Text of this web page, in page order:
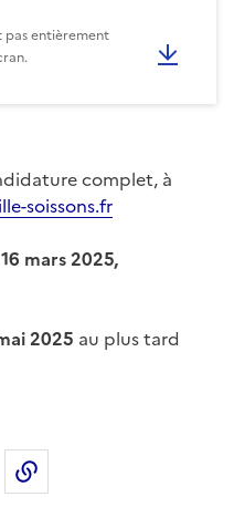
pas entièrement
complet, à
soissons.fr
mars 2025,
2025 au plus tard
sur Linkedin
Partager sur Instagram